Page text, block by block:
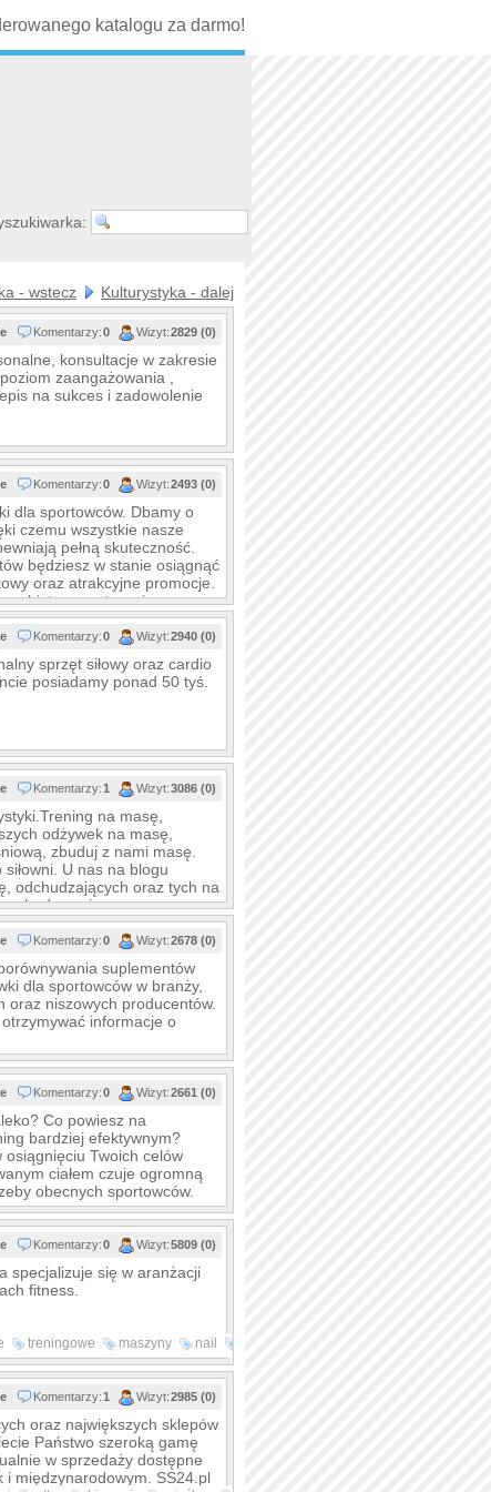
katalogu za darmo!
- wstecz Kulturystyka - dalej
Komentarzy:0 Wizyt:2829 (0)
konsultacje w zakresie
zaangażowania ,
na sukces i zadowolenie
Komentarzy:0 Wizyt:2493 (0)
dla sportowców. Dbamy o
czemu wszystkie nasze
pełną skuteczność.
będziesz w stanie osiągnąć
oraz atrakcyjne promocje.
na terenie
Komentarzy:0 Wizyt:2940 (0)
sprzęt siłowy oraz cardio
posiadamy ponad 50 tyś.
Komentarzy:1 Wizyt:3086 (0)
na masę,
odżywek na masę,
zbuduj z nami masę.
U nas na blogu
odchudzających oraz tych na
zbudowanie masy
Komentarzy:0 Wizyt:2678 (0)
suplementów
dla sportowców w branży,
oraz niszowych producentów.
informacje o
Komentarzy:0 Wizyt:2661 (0)
Co powiesz na
bardziej efektywnym?
Twoich celów
ciałem czuje ogromną
obecnych sportowców.
Komentarzy:0 Wizyt:5809 (0)
specjalizuje się w aranżacji
fitness.
treningowe maszyny nail
Komentarzy:1 Wizyt:2985 (0)
oraz największych sklepów
Państwo szeroką gamę
w sprzedaży dostępne
międzynarodowym. SS24.pl